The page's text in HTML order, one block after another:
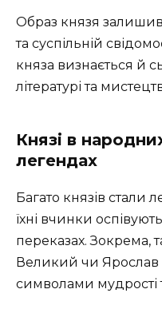
Образ князя залишив
та суспільній
княза визнається й
літературі та
Князі в
легендах
Багато князів стали
їхні вчинки
переказах. Зокрема,
Великий чи Ярослав
символами мудрості